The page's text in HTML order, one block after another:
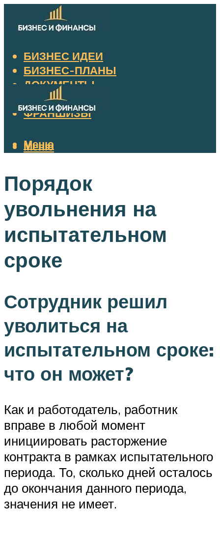
БИЗНЕС ИДЕИ
БИЗНЕС-ПЛАНЫ
ДОКУМЕНТЫ
НАЛОГИ
ФРАНШИЗЫ
Меню
Меню
Порядок
увольнения на
испытательном
сроке
Сотрудник решил
уволиться на
испытательном сроке:
что он может?
Как и работодатель, работник
вправе в любой момент
инициировать расторжение
контракта в рамках испытательного
периода. То, сколько дней осталось
до окончания данного периода,
значения не имеет.